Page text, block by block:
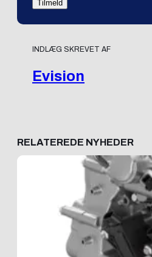
INDLÆG SKREVET AF
Evision
RELATEREDE NYHEDER